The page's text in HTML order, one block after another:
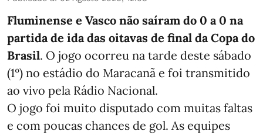
Fluminense e Vasco não saíram do 0 a 0 na
partida de ida das oitavas de final da Copa do
Brasil. O jogo ocorreu na tarde deste sábado
(1º) no estádio do Maracanã e foi transmitido
ao vivo pela Rádio Nacional.
O jogo foi muito disputado com muitas faltas
e com poucas chances de gol. As equipes